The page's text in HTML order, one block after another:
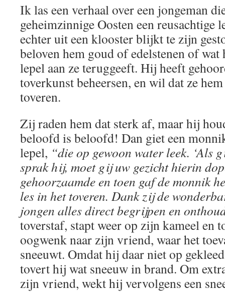
Ik las een verhaal over een jongeman
geheimzinnige Oosten een reusachtige
echter uit een klooster blijkt te zijn
beloven hem goud of edelstenen of
lepel aan ze teruggeeft. Hij heeft
toverkunst beheersen, en wil dat ze
toveren.
Zij raden hem dat sterk af, maar hij
beloofd is beloofd! Dan giet een
lepel, “die op gewoon water leek. ‘Als
sprak hij, moet gij uw gezicht hierin
gehoorzaamde en toen gaf de monnik
les in het toveren. Dank zij de
jongen alles direct begrijpen en
toverstaf, stapt weer op zijn kameel en
oogwenk naar zijn vriend, waar het
sneeuwt. Omdat hij daar niet op
tovert hij wat sneeuw in brand. Om
zijn vriend, wekt hij vervolgens een